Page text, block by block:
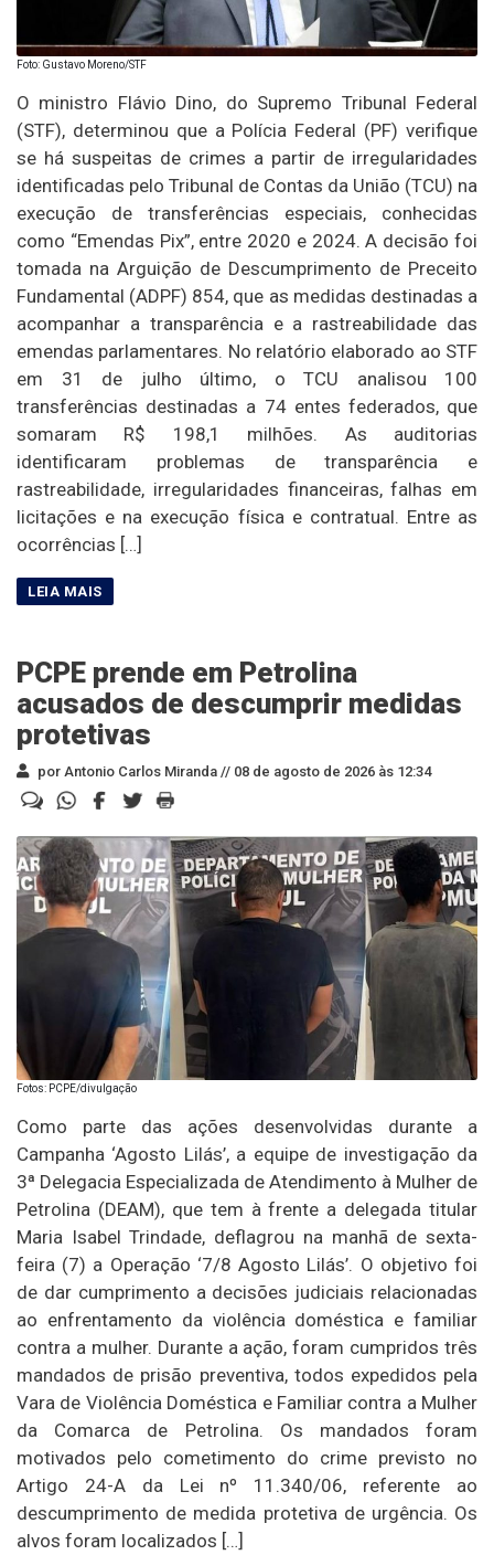
Foto: Gustavo Moreno/STF
O ministro Flávio Dino, do Supremo Tribunal Federal
(STF), determinou que a Polícia Federal (PF) verifique
se há suspeitas de crimes a partir de irregularidades
identificadas pelo Tribunal de Contas da União (TCU) na
execução de transferências especiais, conhecidas
como “Emendas Pix”, entre 2020 e 2024. A decisão foi
tomada na Arguição de Descumprimento de Preceito
Fundamental (ADPF) 854, que as medidas destinadas a
acompanhar a transparência e a rastreabilidade das
emendas parlamentares. No relatório elaborado ao STF
em 31 de julho último, o TCU analisou 100
transferências destinadas a 74 entes federados, que
somaram R$ 198,1 milhões. As auditorias
identificaram problemas de transparência e
rastreabilidade, irregularidades financeiras, falhas em
licitações e na execução física e contratual. Entre as
ocorrências […]
PCPE prende em Petrolina
acusados de descumprir medidas
protetivas
por Antonio Carlos Miranda // 08 de agosto de 2026 às 12:34
Fotos: PCPE/divulgação
Como parte das ações desenvolvidas durante a
Campanha ‘Agosto Lilás’, a equipe de investigação da
3ª Delegacia Especializada de Atendimento à Mulher de
Petrolina (DEAM), que tem à frente a delegada titular
Maria Isabel Trindade, deflagrou na manhã de sexta-
feira (7) a Operação ‘7/8 Agosto Lilás’. O objetivo foi
de dar cumprimento a decisões judiciais relacionadas
ao enfrentamento da violência doméstica e familiar
contra a mulher. Durante a ação, foram cumpridos três
mandados de prisão preventiva, todos expedidos pela
Vara de Violência Doméstica e Familiar contra a Mulher
da Comarca de Petrolina. Os mandados foram
motivados pelo cometimento do crime previsto no
Artigo 24-A da Lei nº 11.340/06, referente ao
descumprimento de medida protetiva de urgência. Os
alvos foram localizados […]